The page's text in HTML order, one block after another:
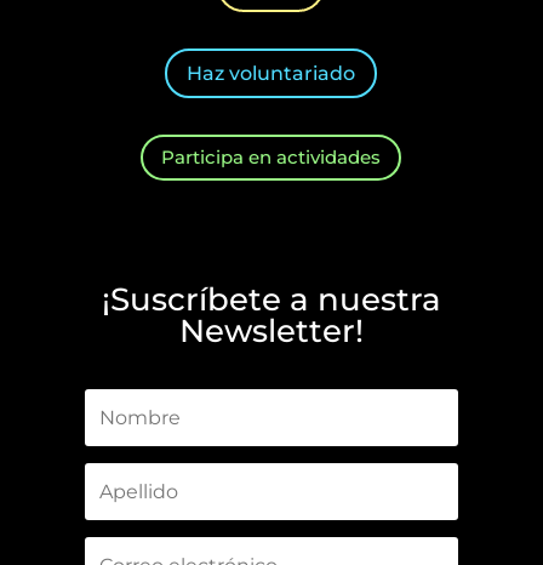
Haz voluntariado
Participa en actividades
¡Suscríbete a nuestra
Newsletter!